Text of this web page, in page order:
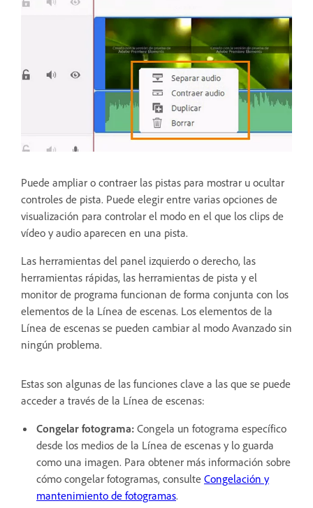
Puede ampliar o contraer las pistas para mostrar u ocultar
controles de pista. Puede elegir entre varias opciones de
visualización para controlar el modo en el que los clips de
vídeo y audio aparecen en una pista.
Las herramientas del panel izquierdo o derecho, las
herramientas rápidas, las herramientas de pista y el
monitor de programa funcionan de forma conjunta con los
elementos de la Línea de escenas. Los elementos de la
Línea de escenas se pueden cambiar al modo Avanzado sin
ningún problema.
Estas son algunas de las funciones clave a las que se puede
acceder a través de la Línea de escenas:
Congelar fotograma: Congela un fotograma específico
desde los medios de la Línea de escenas y lo guarda
como una imagen. Para obtener más información sobre
cómo congelar fotogramas, consulte Congelación y
mantenimiento de fotogramas.